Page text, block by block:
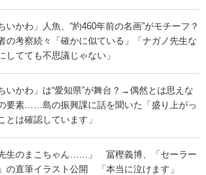
いかわ」人魚、“約460年前の名画”がモチーフ？
の考察続々「確かに似ている」「ナガノ先生な
してても不思議じゃない」
いかわ」は“愛知県”が舞台？→偶然とは思えな
要素……島の振興課に話を聞いた「盛り上がっ
とは確認しています」
先生のまこちゃん……」 冨樫義博、「セーラー
の直筆イラスト公開 「本当に泣けます」